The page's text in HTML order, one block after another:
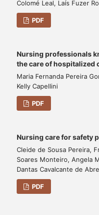
Colomé Leal, Laís Fuzer
PDF
Nursing professionals
the care of hospitalized
Maria Fernanda Pereira
Kelly Capellini
PDF
Nursing care for safety
Cleide de Sousa Pereira,
Soares Monteiro, Angela
Dantas Cavalcante de
PDF